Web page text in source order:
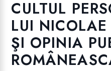
CULTUL
LUI NICOLAE
ŞI OPINIA